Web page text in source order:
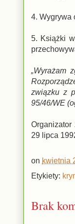
4. Wygrywa
5. Książki
„Wyrażam
związku z
95/46/WE
29 lipca
on kwietnia
Etykiety:
Brak